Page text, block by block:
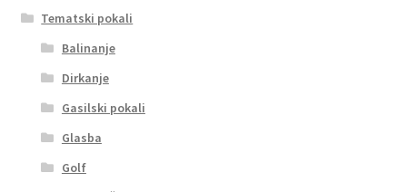
Tematski pokali
Balinanje
Dirkanje
Gasilski pokali
Glasba
Golf